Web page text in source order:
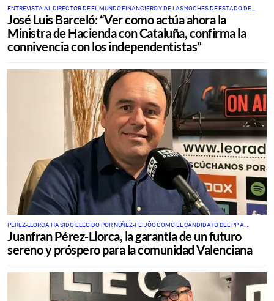
ENTREVISTA AL DIRECTOR DE EL MUNDO FINANCIERO Y DE LAS NOCHES DE ESTADO DE
ALARMA EN EDATV
José Luis Barceló: “Ver como actúa ahora la
Ministra de Hacienda con Cataluña, confirma la
connivencia con los independentistas”
PEREZ-LLORCA HA SIDO ELEGIDO POR NÚÑEZ-FEIJÓO COMO EL CANDIDATO DEL PP A
PRESIDIR LA GENERALITAT VALENCIANA
Juanfran Pérez-Llorca, la garantía de un futuro
sereno y próspero para la comunidad Valenciana